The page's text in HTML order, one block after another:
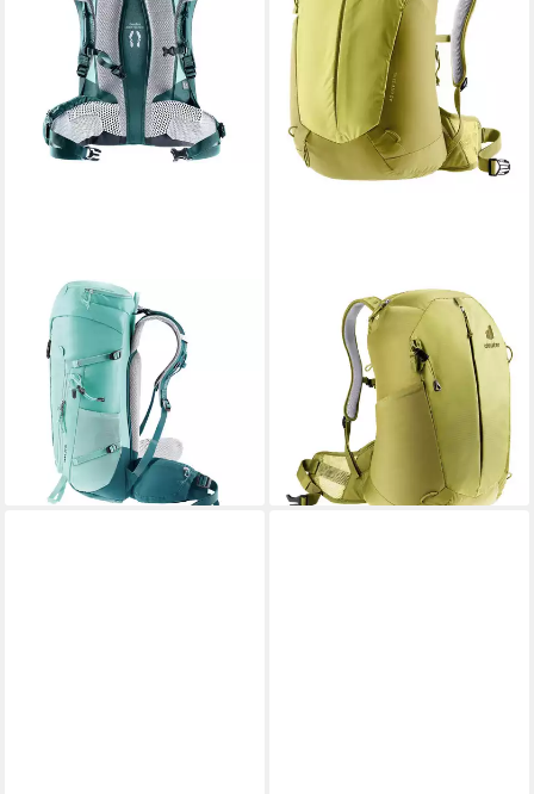
DEUTER
Wanderrucksack Rucksack
Trail 28
ab 109,99 €
UVP 145,00 €
-24%
lieferbar - in 3-4 Werktagen bei dir
Rucksack AC Lite (Set, 2-tlg)
ab 101,53 €
leider ausverkauft